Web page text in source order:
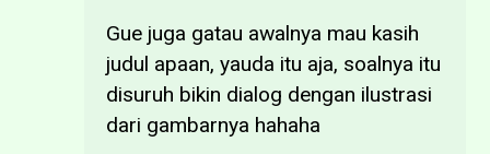
Gue juga gatau awalnya mau kasih
judul apaan, yauda itu aja, soalnya itu
disuruh bikin dialog dengan ilustrasi
dari gambarnya hahaha